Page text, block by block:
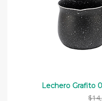
Lechero Grafito